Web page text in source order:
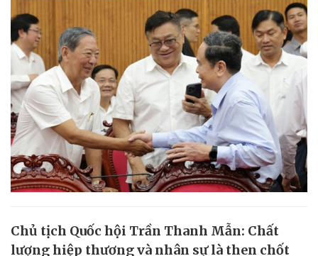
Chủ tịch Quốc hội Trần Thanh Mẫn: Chất
lượng hiệp thương và nhân sự là then chốt